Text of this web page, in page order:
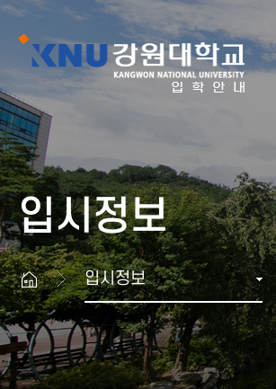
강원대학교
입학안내
국립이라 가능해, 그래서 특별해!
입시정보
입시정보